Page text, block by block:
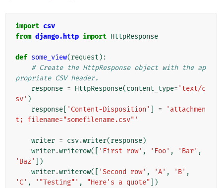
import csv
from django.http import HttpResponse
def some_view(request ):
# Create the HttpResponse object with the ap
propriate CSV header.
response = HttpResponse(content_type= 'text/c
sv' )
response
'Content-Disposition' =
'attachmen
t; filename="somefilename.csv"'
writer = csv.writer(response)
writer.writerow([ 'First row' , 'Foo' , 'Bar' ,
'Baz'
])
writer.writerow([ 'Second row' , 'A' , 'B' ,
'C' , '"Testing"' , "Here's a quote" ])